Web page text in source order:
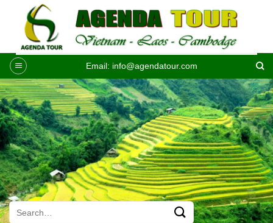
contenu
Email: info@agendatour.com